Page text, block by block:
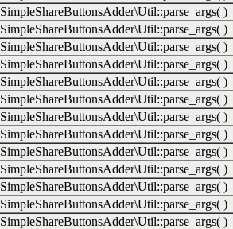
SimpleShareButtonsAdder\Util::parse_args( )
SimpleShareButtonsAdder\Util::parse_args( )
SimpleShareButtonsAdder\Util::parse_args( )
SimpleShareButtonsAdder\Util::parse_args( )
SimpleShareButtonsAdder\Util::parse_args( )
SimpleShareButtonsAdder\Util::parse_args( )
SimpleShareButtonsAdder\Util::parse_args( )
SimpleShareButtonsAdder\Util::parse_args( )
SimpleShareButtonsAdder\Util::parse_args( )
SimpleShareButtonsAdder\Util::parse_args( )
SimpleShareButtonsAdder\Util::parse_args( )
SimpleShareButtonsAdder\Util::parse_args( )
SimpleShareButtonsAdder\Util::parse_args( )